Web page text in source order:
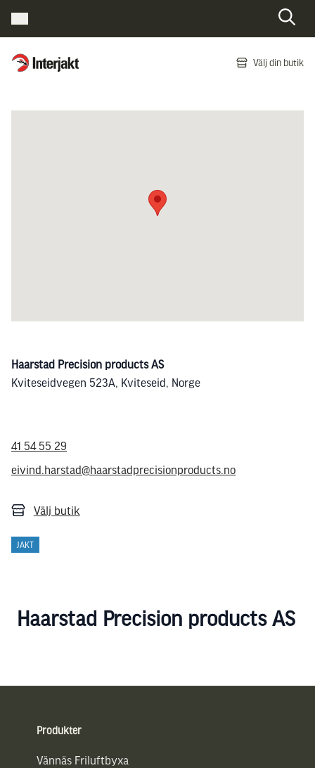
Interjakt SE Välj din butik
Haarstad Precision products AS
Kviteseidvegen 523A, Kviteseid, Norge
41 54 55 29
eivind.harstad@haarstadprecisionproducts.no
Välj butik
JAKT
Haarstad Precision products AS
Produkter
Vännäs Friluftbyxa